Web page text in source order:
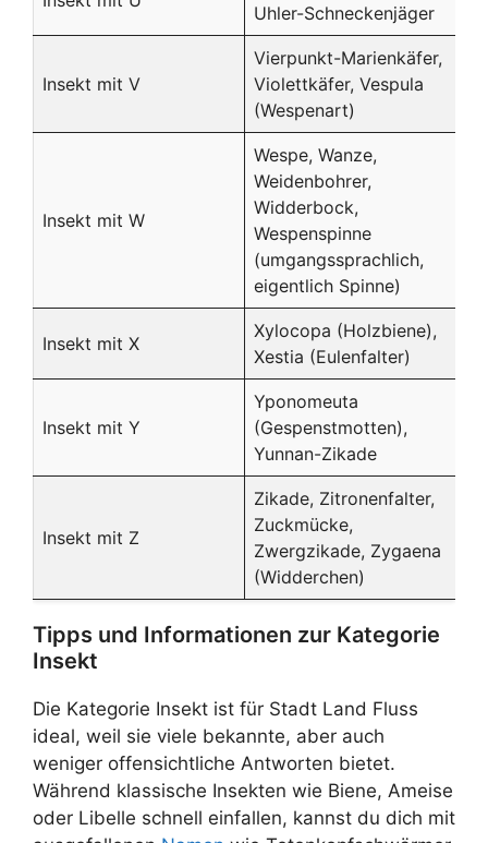
Uhler-Schneckenjäger
Insekt mit V
Vierpunkt-Marienkäfer,
Violettkäfer, Vespula
(Wespenart)
Insekt mit W
Wespe, Wanze,
Weidenbohrer,
Widderbock,
Wespenspinne
(umgangssprachlich,
eigentlich Spinne)
Insekt mit X
Xylocopa (Holzbiene),
Xestia (Eulenfalter)
Insekt mit Y
Yponomeuta
(Gespenstmotten),
Yunnan-Zikade
Insekt mit Z
Zikade, Zitronenfalter,
Zuckmücke,
Zwergzikade, Zygaena
(Widderchen)
Tipps und Informationen zur Kategorie
Insekt
Die Kategorie Insekt ist für Stadt Land Fluss
ideal, weil sie viele bekannte, aber auch
weniger offensichtliche Antworten bietet.
Während klassische Insekten wie Biene, Ameise
oder Libelle schnell einfallen, kannst du dich mit